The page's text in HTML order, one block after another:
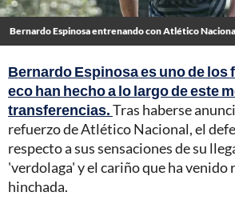
Bernardo Espinosa entrenando con Atlético
Bernardo Espinosa es uno de los
eco han hecho a lo largo de este
transferencias.Tras haberse
refuerzo de Atlético Nacional, el
respecto a sus sensaciones de su
'verdolaga' y el cariño que ha venido
hinchada.